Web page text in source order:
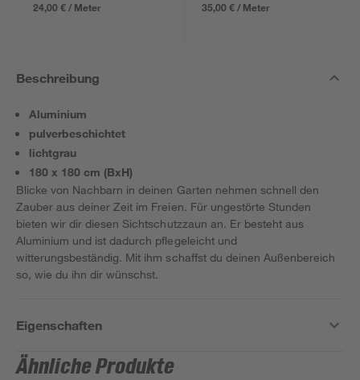
24,00 € / Meter 35,00 € / Meter
Beschreibung
Aluminium
pulverbeschichtet
lichtgrau
180 x 180 cm (BxH)
Blicke von Nachbarn in deinen Garten nehmen schnell den
Zauber aus deiner Zeit im Freien. Für ungestörte Stunden
bieten wir dir diesen Sichtschutzzaun an. Er besteht aus
Aluminium und ist dadurch pflegeleicht und
witterungsbeständig. Mit ihm schaffst du deinen Außenbereich
so, wie du ihn dir wünschst.
Eigenschaften
Ähnliche Produkte